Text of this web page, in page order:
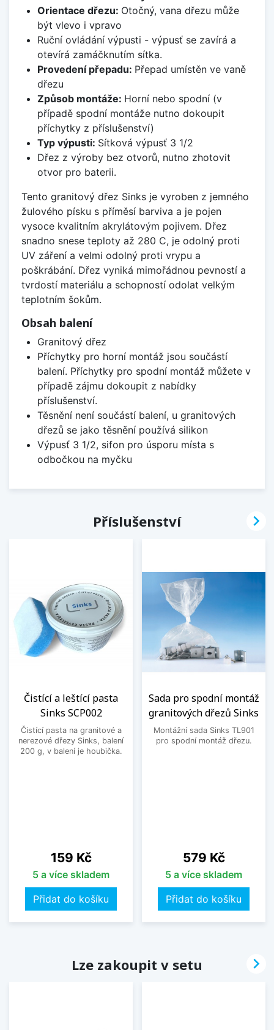
Orientace dřezu: Otočný, vana dřezu může
být vlevo i vpravo
Ruční ovládání výpusti - výpusť se zavírá a
otevírá zamáčknutím sítka.
Provedení přepadu: Přepad umístěn ve vaně
dřezu
Způsob montáže: Horní nebo spodní (v
případě spodní montáže nutno dokoupit
příchytky z příslušenství)
Typ výpusti: Sítková výpusť 3 1/2
Dřez z výroby bez otvorů, nutno zhotovit
otvor pro baterii.
Tento granitový dřez Sinks je vyroben z jemného
žulového písku s příměsí barviva a je pojen
vysoce kvalitním akrylátovým pojivem. Dřez
snadno snese teploty až 280 C, je odolný proti
UV záření a velmi odolný proti vrypu a
poškrábání. Dřez vyniká mimořádnou pevností a
tvrdostí materiálu a schopností odolat velkým
teplotním šokům.
Obsah balení
Granitový dřez
Příchytky pro horní montáž jsou součástí
balení. Příchytky pro spodní montáž můžete v
případě zájmu dokoupit z nabídky
příslušenství.
Těsnění není součástí balení, u granitových
dřezů se jako těsnění používá silikon
Výpusť 3 1/2, sifon pro úsporu místa s
odbočkou na myčku
Příslušenství
Čistící a leštící pasta
Sinks SCP002
Čistící pasta na granitové a
nerezové dřezy Sinks, balení
200 g, v balení je houbička.
Cena
159 Kč
5 a více skladem
Přidat do košíku
Sada pro spodní montáž
granitových dřezů Sinks
Montážní sada Sinks TL901
pro spodní montáž dřezu.
Cena
579 Kč
5 a více skladem
Přidat do košíku

Lze zakoupit v setu 